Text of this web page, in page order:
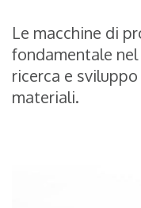
Le macchine di
fondamentale
ricerca e
materiali.